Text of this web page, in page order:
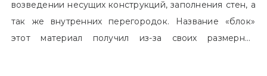
возведении несущих конструкций, заполнения стен, а
так же внутренних перегородок. Название «блок»
этот материал получил из-за своих размерных